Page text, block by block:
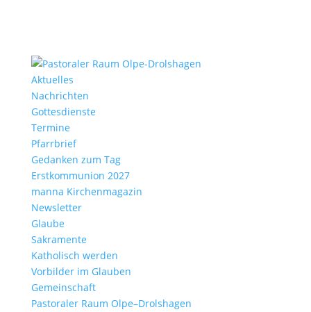
Aktu­elles
Nach­richten
Gottes­dienste
Termine
Pfarr­brief
Gedanken zum Tag
Erst­kom­mu­nion 2027
manna Kirchen­ma­gazin
News­letter
Glaube
Sakra­mente
Katho­lisch werden
Vorbilder im Glauben
Gemein­schaft
Pasto­raler Raum Olpe–Drolshagen